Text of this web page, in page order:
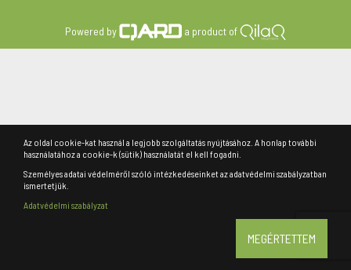
Powered by a product of
Az oldal cookie-kat használ a legjobb szolgáltatás nyújtásához. A honlap további
használatához a cookie-k (sütik) használatát el kell fogadni.
Személyes adatai védelméről szóló intézkedéseinket az adatvédelmi szabályzatban
ismertetjük.
Adatvédelmi szabályzat
MEGÉRTETTEM